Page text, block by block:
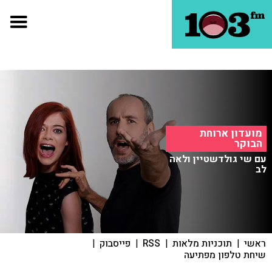
מועדון ארוחת
הבוקר
עם שי גולדשטיין ולאה
לב
ראשי | תוכניות מלאות |
RSS
| פייסבוק |
שיחת טלפון מפתיעה